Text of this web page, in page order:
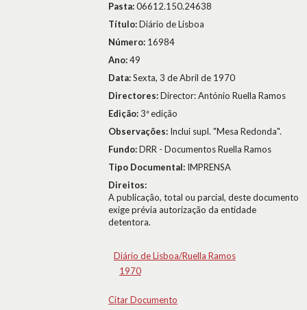
Pasta:06612.150.24638
Título:Diário de Lisboa
Número: 16984
Ano:49
Data:Sexta, 3 de Abril de 1970
Directores:Director: António Ruella Ramos
Edição:3ª edição
Observações: Inclui supl. "Mesa Redonda".
Fundo:DRR - Documentos Ruella Ramos
Tipo Documental: IMPRENSA
Direitos:
A publicação, total ou parcial, deste documento
exige prévia autorização da entidade
detentora.
Diário de Lisboa/Ruella Ramos
1970
Citar Documento